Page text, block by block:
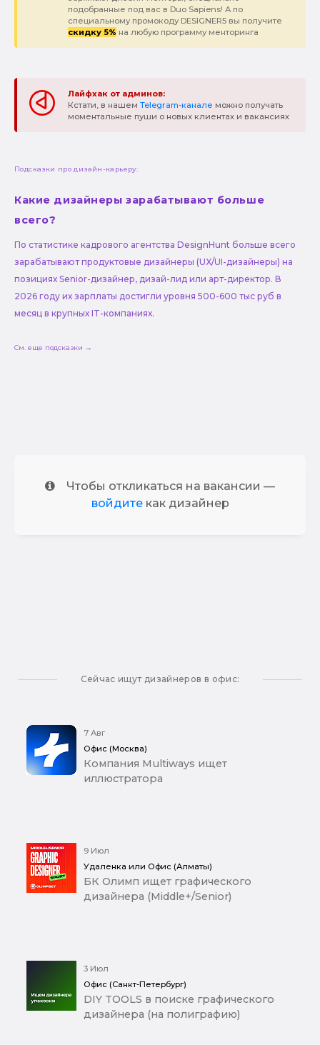
подобранные под вас в Duo Sapiens! А по
специальному промокоду DESIGNER5 вы получите
скидку 5% на любую программу менторинга
Лайфхак от админов:
Кстати, в нашем Telegram-канале можно получать
моментальные пуши о новых клиентах и вакансиях
Подсказки про дизайн-карьеру:
Какие дизайнеры зарабатывают больше
всего?
По статистике кадрового агентства DesignHunt больше всего
зарабатывают продуктовые дизайнеры (UX/UI-дизайнеры) на
позициях Senior-дизайнер, дизай-лид или арт-директор. В
2026 году их зарплаты достигли уровня 500-600 тыс руб в
месяц в крупных IT-компаниях.
См. еще подсказки →
Чтобы откликаться на вакансии —
войдитекак дизайнер
Сейчас ищут дизайнеров в офис:
7 Авг
Офис (Москва)
Компания Multiways ищет
иллюстратора
9 Июл
Удаленка или Офис (Алматы)
БК Олимп ищет графического
дизайнера (Middle+/Senior)
3 Июл
Офис (Санкт-Петербург)
DIY TOOLS в поиске графического
дизайнера (на полиграфию)